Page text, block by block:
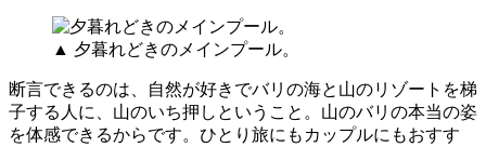
▲ 夕暮れどきのメインプール。
断言できるのは、自然が好きでバリの海と山のリゾートを梯
子する人に、山のいち押しということ。山のバリの本当の姿
を体感できるからです。ひとり旅にもカップルにもおすす